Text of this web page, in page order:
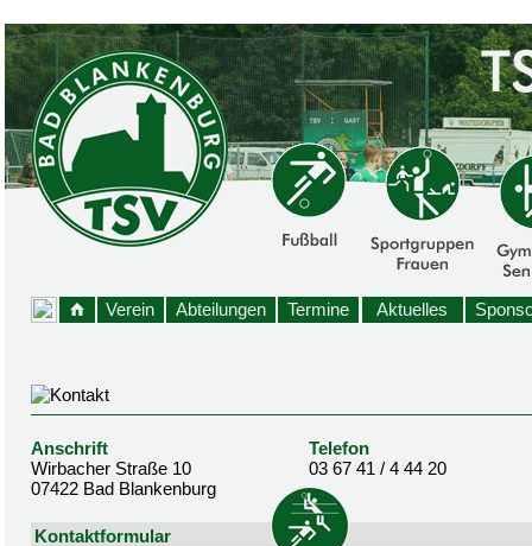
Verein Abteilungen Termine Aktuelles
Anschrift
Wirbacher Straße 10
07422 Bad Blankenburg
Telefon
03 67 41 / 4 44 20
Kontaktformular